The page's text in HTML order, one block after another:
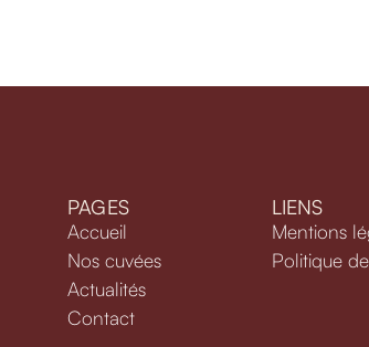
PAGES
Accueil
Nos cuvées
Actualités
Contact
LIENS
Mentions
Politique